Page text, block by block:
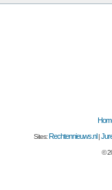
Sites:Rechtennieuws.nl|
©